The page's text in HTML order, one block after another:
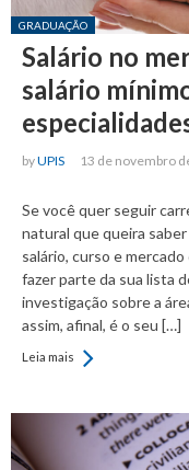
Posted in:
GRADUAÇÃO
Salário no
salário
byUPIS 13 de novembro
Se você quer seguir
natural que queira
salário, curso e
fazer parte da sua lista
investigação sobre a
assim, afinal, é o seu […]
Leia mais